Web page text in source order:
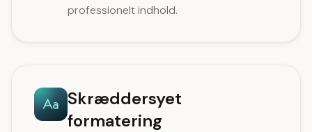
professionelt indhold.
Skræddersyet
formatering